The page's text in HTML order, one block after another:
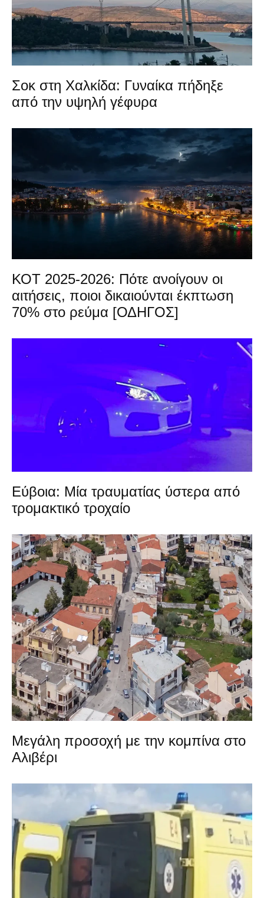
Σοκ στη Χαλκίδα: Γυναίκα πήδηξε
από την υψηλή γέφυρα
ΚΟΤ 2025-2026: Πότε ανοίγουν οι
αιτήσεις, ποιοι δικαιούνται έκπτωση
70% στο ρεύμα [ΟΔΗΓΟΣ]
Εύβοια: Μία τραυματίας ύστερα από
τρομακτικό τροχαίο
Μεγάλη προσοχή με την κομπίνα στο
Αλιβέρι